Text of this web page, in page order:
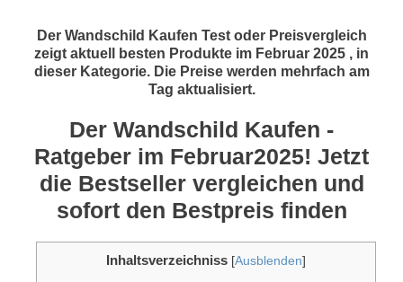
Der Wandschild Kaufen Test oder Preisvergleich
zeigt aktuell besten Produkte im Februar 2025 , in
dieser Kategorie. Die Preise werden mehrfach am
Tag aktualisiert.
Der Wandschild Kaufen -
Ratgeber im Februar2025! Jetzt
die Bestseller vergleichen und
sofort den Bestpreis finden
Inhaltsverzeichniss [Ausblenden]